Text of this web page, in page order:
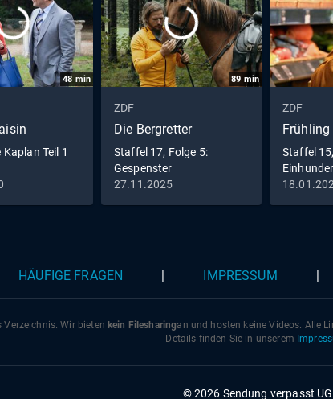
48 min
Teil 1
89 min
ZDF
Die Bergretter
Staffel 17, Folge 5:
Gespenster
27.11.2025
ZDF
Frühling
Staffel
HÄUFIGE FRAGEN IMPRESSUM
Wir bieten kein Filesharingan und hosten keine Videos. Alle
Details finden Sie in unserem
© 2026 Sendung verpasst UG